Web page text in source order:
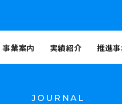
事業案内 実績紹介 推進
JOURNAL